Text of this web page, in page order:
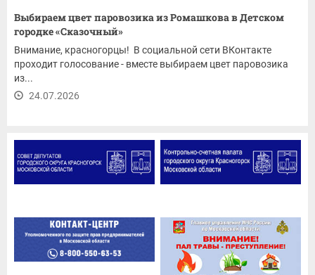
Выбираем цвет паровозика из Ромашкова в Детском
городке «Сказочный»
Внимание, красногорцы! В социальной сети ВКонтакте
проходит голосование - вместе выбираем цвет паровозика
из...
24.07.2026